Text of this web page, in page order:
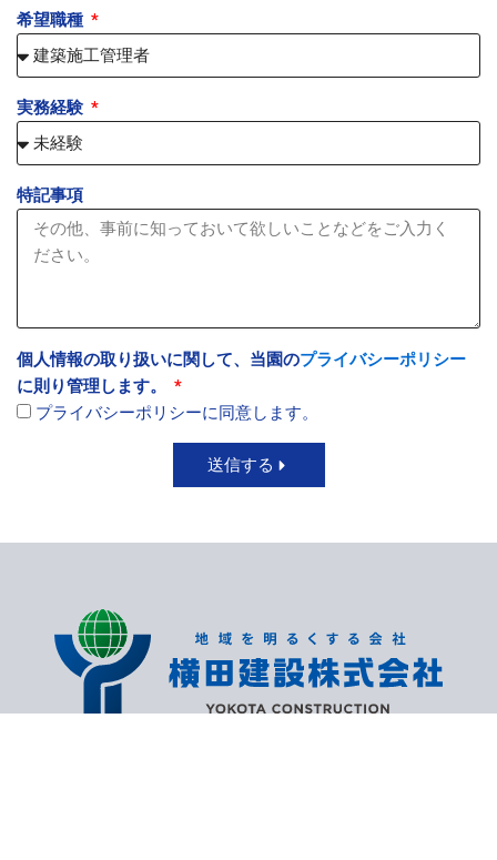
希望職種
実務経験
特記事項
個人情報の取り扱いに関して、当園のプライバシーポリシー
に則り管理します。
プライバシーポリシーに同意します。
送信する